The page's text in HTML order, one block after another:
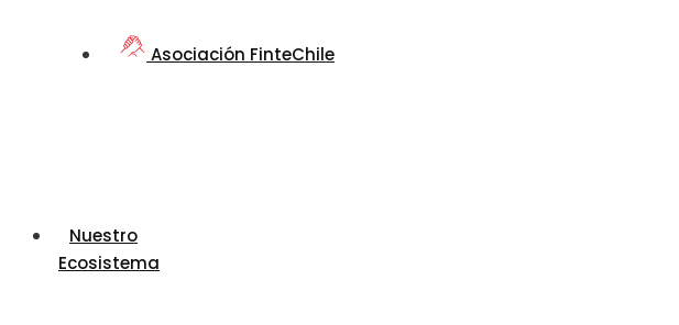
Asociación FinteChile
Nuestro
Ecosistema